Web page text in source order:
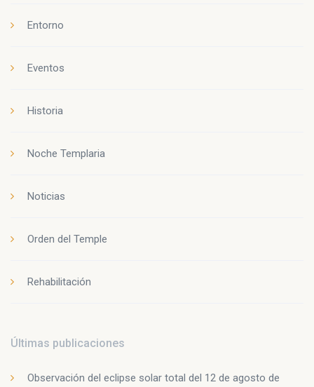
Entorno
Eventos
Historia
Noche Templaria
Noticias
Orden del Temple
Rehabilitación
Últimas publicaciones
Observación del eclipse solar total del 12 de agosto de